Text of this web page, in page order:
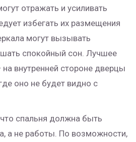
отражать и усиливать
избегать их размещения
могут вызывать
спокойный сон. Лучшее
внутренней стороне дверцы
оно не будет видно с
спальня должна быть
а не работы. По возможности,